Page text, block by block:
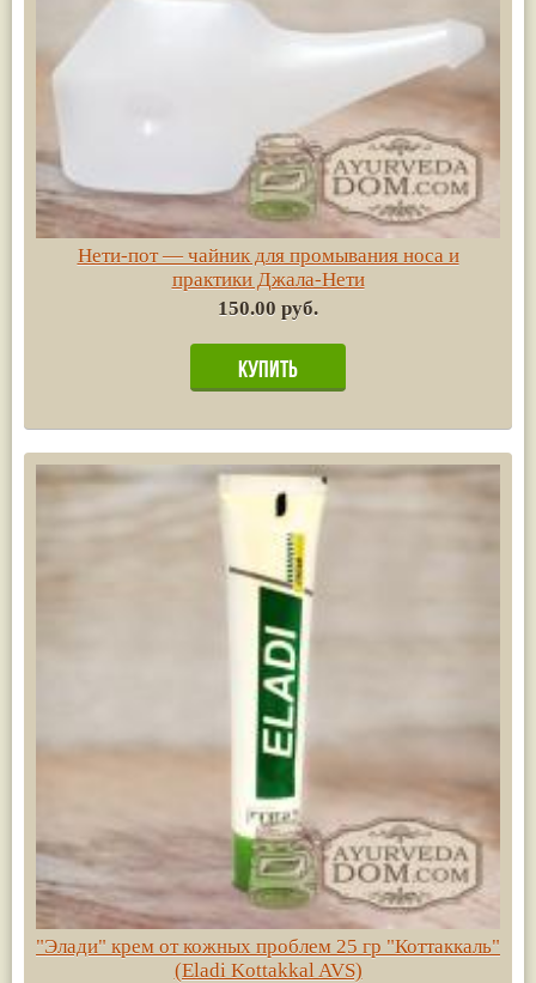
Нети-пот — чайник для промывания носа и
практики Джала-Нети
150.00 руб.
"Элади" крем от кожных проблем 25 гр "Коттаккаль"
(Eladi Kottakkal AVS)